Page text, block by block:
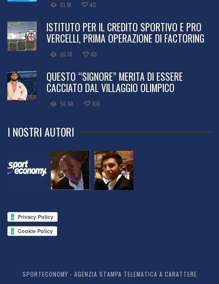
81.1K 40
ISTITUTO PER IL CREDITO SPORTIVO E PRO
VERCELLI, PRIMA OPERAZIONE DI FACTORING
66.1K 48
QUESTO “SIGNORE” MERITA DI ESSERE
CACCIATO DAL VILLAGGIO OLIMPICO
56.4K 106
I NOSTRI AUTORI
SPORTECONOMY - AGENZIA STAMPA TELEMATICA A CARATTERE